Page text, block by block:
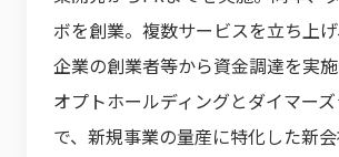
ボを創業。複数サービスを立ち上
企業の創業者等から資金調達を実施
オプトホールディングとダイマー
で、新規事業の量産に特化した新